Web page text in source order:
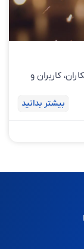
کاربران و
بیشتر بدانید